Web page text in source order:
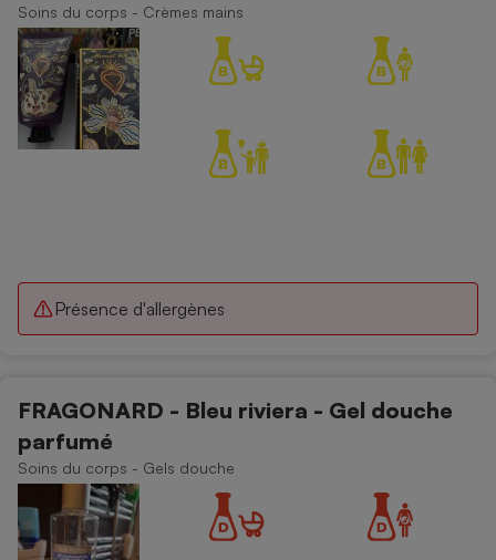
Soins du corps - Crèmes mains
Présence d'allergènes
FRAGONARD - Bleu riviera - Gel douche
parfumé
Soins du corps - Gels douche